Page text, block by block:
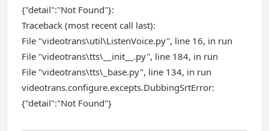
{"detail":"Not Found"}:
Traceback (most recent call last):
File "videotrans\util\ListenVoice.py", line 16, in run
File "videotrans\tts\__init__.py", line 184, in run
File "videotrans\tts\_base.py", line 134, in run
videotrans.configure.excepts.DubbingSrtError:
{"detail":"Not Found"}